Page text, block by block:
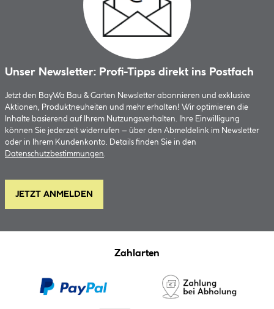
Unser Newsletter: Profi-Tipps direkt ins Postfach
Jetzt den BayWa Bau & Garten Newsletter abonnieren und exklusive
Aktionen, Produktneuheiten und mehr erhalten! Wir optimieren die
Inhalte basierend auf Ihrem Nutzungsverhalten. Ihre Einwilligung
können Sie jederzeit widerrufen – über den Abmeldelink im Newsletter
oder in Ihrem Kundenkonto. Details finden Sie in den
Datenschutzbestimmungen.
JETZT ANMELDEN
Zahlarten